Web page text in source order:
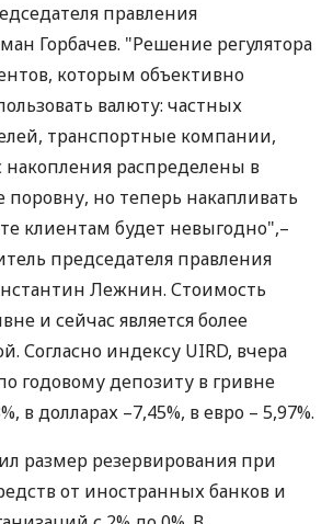
правления
Горбачев. "Решение регулятора
которым объективно
валюту: частных
транспортные компании,
накопления распределены в
поровну, но теперь накапливать
клиентам будет невыгодно",–
председателя правления
Лежнин. Стоимость
и сейчас является более
Согласно индексу UIRD, вчера
годовому депозиту в гривне
в долларах –7,45%, в евро – 5,97%.
размер резервирования при
от иностранных банков и